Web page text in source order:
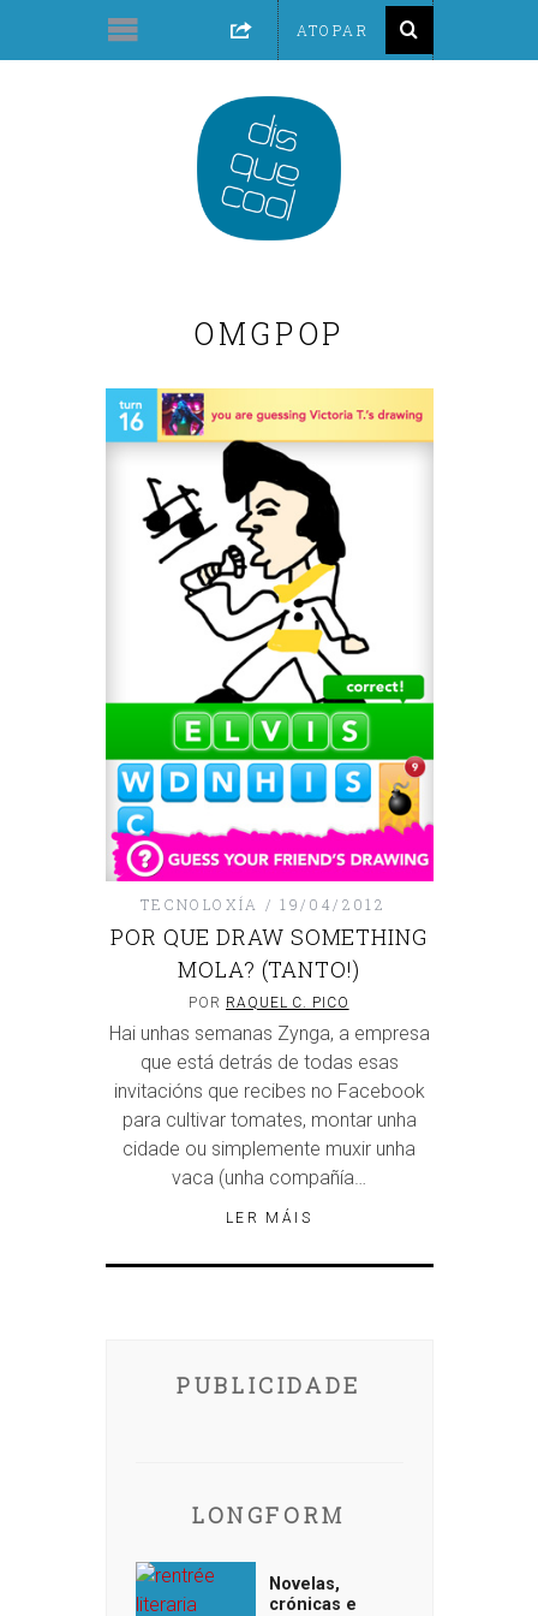
OMGPOP
TECNOLOXÍA 19/04/2012
POR QUE DRAW SOMETHING
MOLA? (TANTO!)
POR RAQUEL C. PICO
Hai unhas semanas Zynga, a empresa
que está detrás de todas esas
invitacións que recibes no Facebook
para cultivar tomates, montar unha
cidade ou simplemente muxir unha
vaca (unha compañía…
LER MÁIS
PUBLICIDADE
LONGFORM
Novelas,
crónicas e